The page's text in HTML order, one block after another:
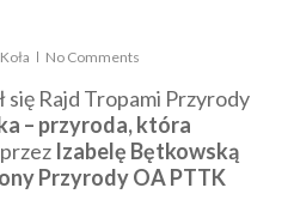
No Comments
się Rajd Tropami Przyrody
– przyroda, która
Izabelę Bętkowską
Przyrody OA PTTK